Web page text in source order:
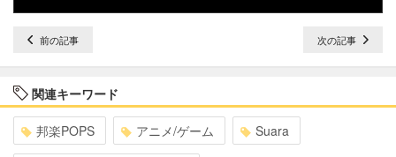
前の記事 次の記事
関連キーワード
邦楽POPS アニメ/ゲーム Suara